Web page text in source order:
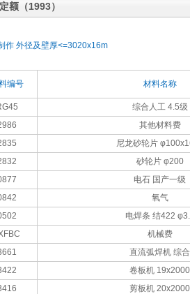
额（1993）
作 外径及壁厚<=3020x16m
编号 材料名称
综合人工 4.5级
其他材料费
尼龙砂轮片
砂轮片 φ200
电石 国产一级
氧气
电焊条 结422
机械费
直流弧焊机 综合
卷板机 19x2000
剪板机 20x2000